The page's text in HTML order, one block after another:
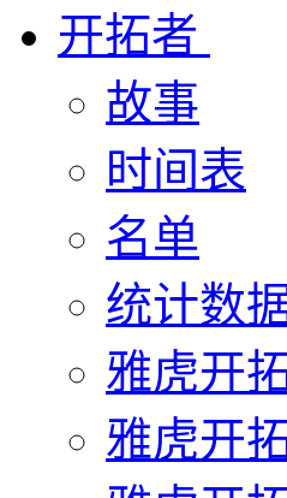
开拓者
故事
时间表
名单
统计数
雅虎开
雅虎开